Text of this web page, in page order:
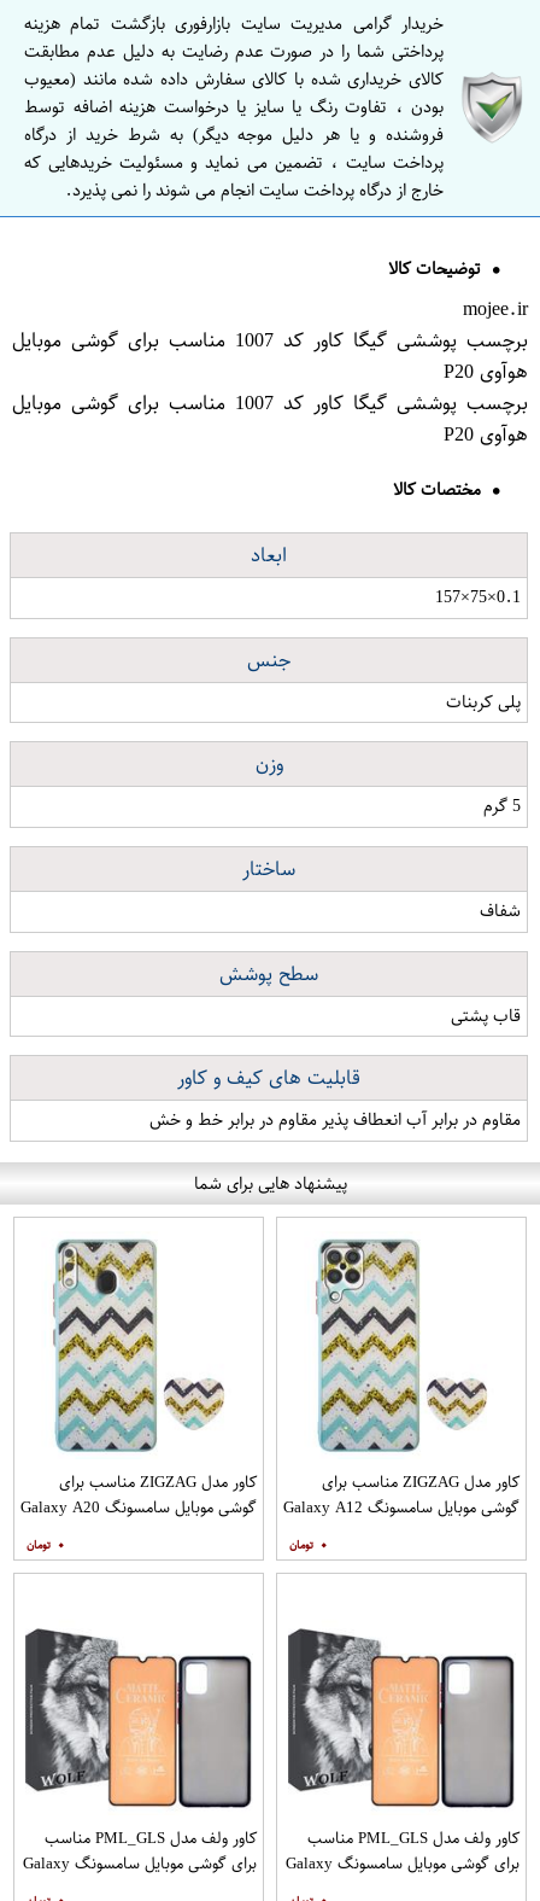
خریدار گرامی مدیریت سایت بازارفوری بازگشت تمام هزینه
پرداختی شما را در صورت عدم رضایت به دلیل عدم مطابقت
کالای خریداری شده با کالای سفارش داده شده مانند (معیوب
بودن ، تفاوت رنگ یا سایز یا درخواست هزینه اضافه توسط
فروشنده و یا هر دلیل موجه دیگر) به شرط خرید از درگاه
پرداخت سایت ، تضمین می نماید و مسئولیت خریدهایی که
خارج از درگاه پرداخت سایت انجام می شوند را نمی پذیرد.
توضیحات کالا
mojee.ir
برچسب پوششی گیگا کاور کد 1007 مناسب برای گوشی موبایل
هوآوی P20
برچسب پوششی گیگا کاور کد 1007 مناسب برای گوشی موبایل
هوآوی P20
مختصات کالا
ابعاد
0.1×75×157
جنس
پلی کربنات
وزن
5 گرم
ساختار
شفاف
سطح پوشش
قاب پشتی
قابلیت های کیف و کاور
مقاوم در برابر آب انعطاف پذیر مقاوم در برابر خط و خش
پیشنهاد هایی برای شما
کاور مدل ZIGZAG مناسب برای
گوشی موبایل سامسونگ Galaxy A12
۰
کاور مدل ZIGZAG مناسب برای
گوشی موبایل سامسونگ Galaxy A20
۰
کاور ولف مدل PML_GLS مناسب
برای گوشی موبایل سامسونگ Galaxy
کاور ولف مدل PML_GLS مناسب
برای گوشی موبایل سامسونگ Galaxy